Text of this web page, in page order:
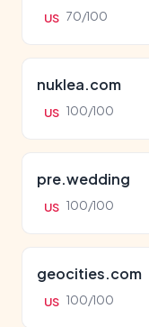
US 70/100
nuklea.com
US 100/100
pre.wedding
US 100/100
geocities.com
US 100/100